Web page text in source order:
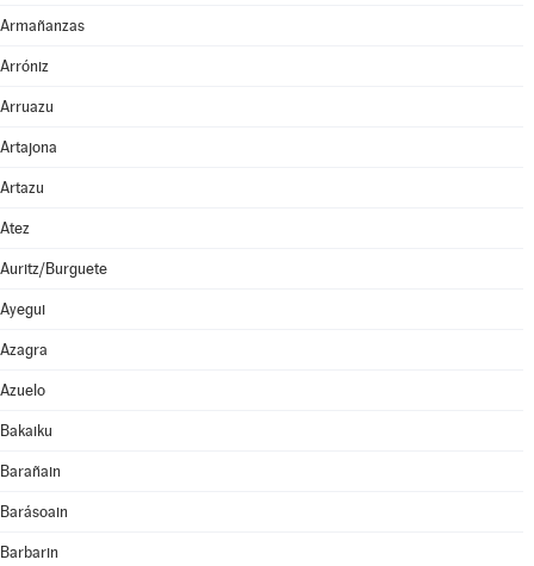
Armañanzas
Arróniz
Arruazu
Artajona
Artazu
Atez
Auritz/Burguete
Ayegui
Azagra
Azuelo
Bakaiku
Barañain
Barásoain
Barbarin